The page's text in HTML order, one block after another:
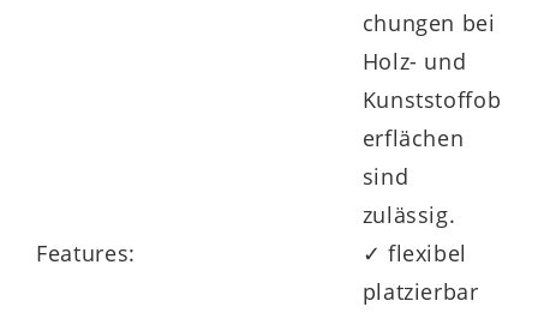
chungen bei
Holz- und
Kunststoffob
erflächen
sind
zulässig.
Features:
✓ flexibel
platzierbar